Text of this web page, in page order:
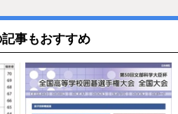
事もおすすめ